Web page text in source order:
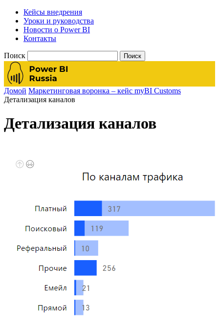
Кейсы внедрения
Уроки и руководства
Новости о Power BI
Контакты
Поиск
Домой Маркетинговая воронка – кейс myBI Customs
Детализация каналов
Детализация каналов